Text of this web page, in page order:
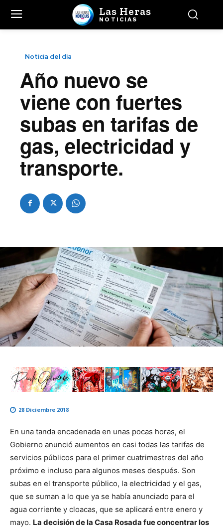
Las Heras
NOTICIAS
Noticia del día
Año nuevo se
viene con fuertes
subas en tarifas de
gas, electricidad y
transporte.
28 Diciembre 2018
En una tanda encadenada en unas pocas horas, el
Gobierno anunció aumentos en casi todas las tarifas de
servicios públicos para el primer cuatrimestres del año
próximo e incluso para algunos meses después. Son
subas en el transporte público, la electricidad y el gas,
que se suman a lo que ya se había anunciado para el
agua corriente y cloacas, que se aplicará entre enero y
mayo. La decisión de la Casa Rosada fue concentrar los